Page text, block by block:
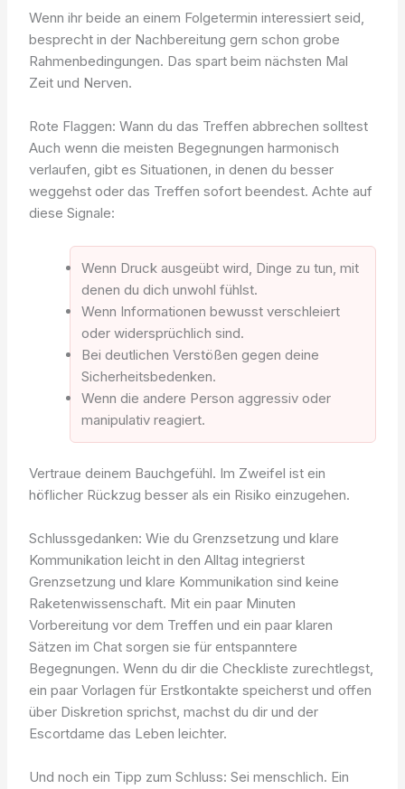
Wenn ihr beide an einem Folgetermin interessiert seid,
besprecht in der Nachbereitung gern schon grobe
Rahmenbedingungen. Das spart beim nächsten Mal
Zeit und Nerven.
Rote Flaggen: Wann du das Treffen abbrechen solltest
Auch wenn die meisten Begegnungen harmonisch
verlaufen, gibt es Situationen, in denen du besser
weggehst oder das Treffen sofort beendest. Achte auf
diese Signale:
Wenn Druck ausgeübt wird, Dinge zu tun, mit
denen du dich unwohl fühlst.
Wenn Informationen bewusst verschleiert
oder widersprüchlich sind.
Bei deutlichen Verstößen gegen deine
Sicherheitsbedenken.
Wenn die andere Person aggressiv oder
manipulativ reagiert.
Vertraue deinem Bauchgefühl. Im Zweifel ist ein
höflicher Rückzug besser als ein Risiko einzugehen.
Schlussgedanken: Wie du Grenzsetzung und klare
Kommunikation leicht in den Alltag integrierst
Grenzsetzung und klare Kommunikation sind keine
Raketenwissenschaft. Mit ein paar Minuten
Vorbereitung vor dem Treffen und ein paar klaren
Sätzen im Chat sorgen sie für entspanntere
Begegnungen. Wenn du dir die Checkliste zurechtlegst,
ein paar Vorlagen für Erstkontakte speicherst und offen
über Diskretion sprichst, machst du dir und der
Escortdame das Leben leichter.
Und noch ein Tipp zum Schluss: Sei menschlich. Ein